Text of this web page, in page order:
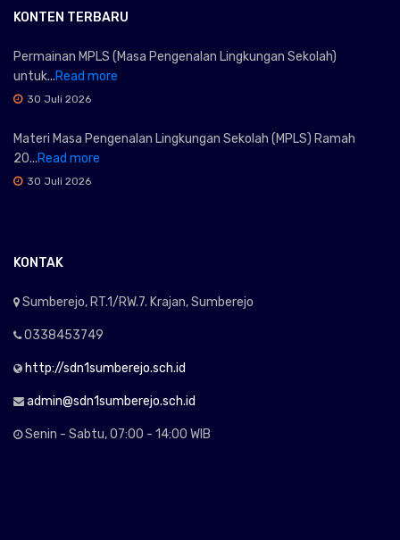
KONTEN TERBARU
Permainan MPLS (Masa Pengenalan Lingkungan Sekolah)
untuk...Read more
30 Juli 2026
Materi Masa Pengenalan Lingkungan Sekolah (MPLS) Ramah
20...Read more
30 Juli 2026
KONTAK
Sumberejo, RT.1/RW.7. Krajan, Sumberejo
0338453749
http://sdn1sumberejo.sch.id
admin@sdn1sumberejo.sch.id
Senin - Sabtu, 07:00 - 14:00 WIB